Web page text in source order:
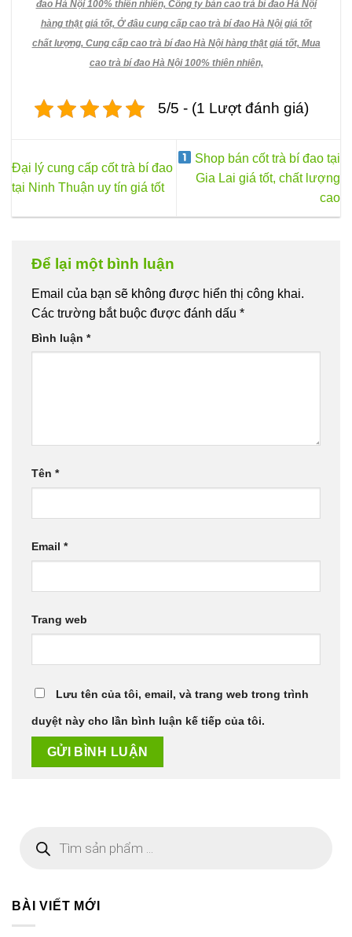
đao Hà Nội 100% thiên nhiên, Công ty bán cao trà bí đao Hà Nội
hàng thật giá tốt, Ở đâu cung cấp cao trà bí đao Hà Nội giá tốt
chất lượng, Cung cấp cao trà bí đao Hà Nội hàng thật giá tốt, Mua
cao trà bí đao Hà Nội 100% thiên nhiên,
5/5 - (1 Lượt đánh giá)
Đại lý cung cấp cốt trà bí đao
tại Ninh Thuận uy tín giá tốt
Shop bán cốt trà bí đao tại
Gia Lai giá tốt, chất lượng
cao
Để lại một bình luận
Email của bạn sẽ không được hiển thị công khai.
Các trường bắt buộc được đánh dấu *
Bình luận *
Tên *
Email *
Trang web
Lưu tên của tôi, email, và trang web trong trình
duyệt này cho lần bình luận kế tiếp của tôi.
kiếm
BÀI VIẾT MỚI